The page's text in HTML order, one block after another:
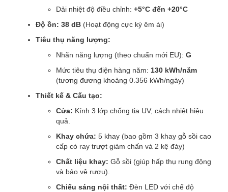
Dải nhiệt độ điều chỉnh: +5°C đến +20°C
Độ ồn: 38 dB (Hoạt động cực kỳ êm ái)
Tiêu thụ năng lượng:
Nhãn năng lượng (theo chuẩn mới EU): G
Mức tiêu thụ điện hàng năm: 130 kWh/năm
(tương đương khoảng 0.356 kWh/ngày)
Thiết kế & Cấu tạo:
Cửa: Kính 3 lớp chống tia UV, cách nhiệt hiệu
quả.
Khay chứa: 5 khay (bao gồm 3 khay gỗ sồi cao
cấp có ray trượt giảm chấn và 2 kệ đáy)
Chất liệu khay: Gỗ sồi (giúp hấp thụ rung động
và bảo vệ rượu).
Chiếu sáng nội thất: Đèn LED với chế độ